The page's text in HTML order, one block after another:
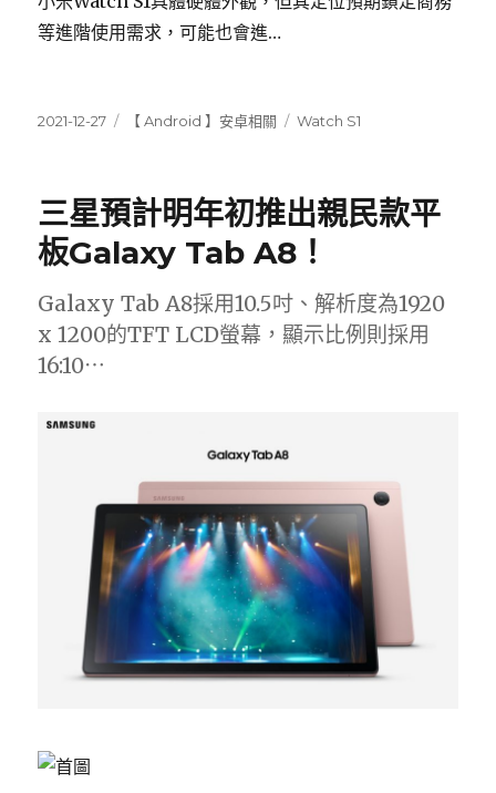
等進階使用需求，可能也會進…
發
2021-12-27
分【 Android 】安卓相關
標
Watch S1
三星預計明年初推出親民款平
板Galaxy Tab A8！
Galaxy Tab A8採用10.5吋、解析度為1920
x 1200的TFT LCD螢幕，顯示比例則採用
16:10⋯